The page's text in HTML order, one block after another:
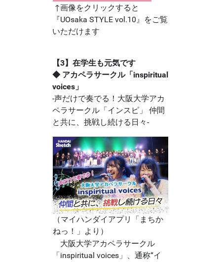
↑画像をクリックすると
『UOsaka STYLE vol.10』をご覧
いただけます
【3】在学生も元気です
◆ アカペラサークル「inspiritual
voices」
-声だけで奏でる！大阪大学アカ
ペラサークル「インスピ」 仲間
と共に、挑戦し続ける日々-
（マイハンダイアプリ「まちか
ねっ！」より）
大阪大学アカペラサークル
「inspiritual voices」、通称“イ